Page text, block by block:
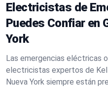
Electricistas de
Puedes Confiar en
York
Las emergencias eléctricas
electricistas expertos de
Nueva York siempre están